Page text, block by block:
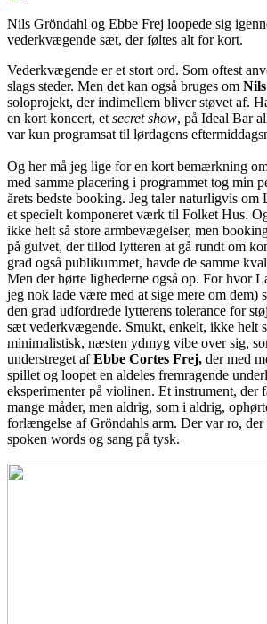
Nils Gröndahl og Ebbe Frej loopede sig
vederkvægende sæt, der føltes alt for kort.
Vederkvægende er et stort ord. Som oftest
slags steder. Men det kan også bruges om
soloprojekt, der indimellem bliver støvet af.
en kort koncert, et secret show, på Ideal Bar
var kun programsat til lørdagens
Og her må jeg lige for en kort bemærkning
med samme placering i programmet tog min
årets bedste booking. Jeg taler naturligvis om
et specielt komponeret værk til Folket Hus.
ikke helt så store armbevægelser, men
på gulvet, der tillod lytteren at gå rundt om
grad også publikummet, havde de samme
Men der hørte lighederne også op. For hvor
jeg nok lade være med at sige mere om dem)
den grad udfordrede lytterens tolerance for
sæt vederkvægende. Smukt, enkelt, ikke helt
minimalistisk, næsten ydmyg vibe over sig,
understreget afEbbe Cortes Frej, der med
spillet og loopet en aldeles fremragende
eksperimenter på violinen. Et instrument, der
mange måder, men aldrig, som i aldrig,
forlængelse af Gröndahls arm. Der var ro, der
spoken words og sang på tysk.